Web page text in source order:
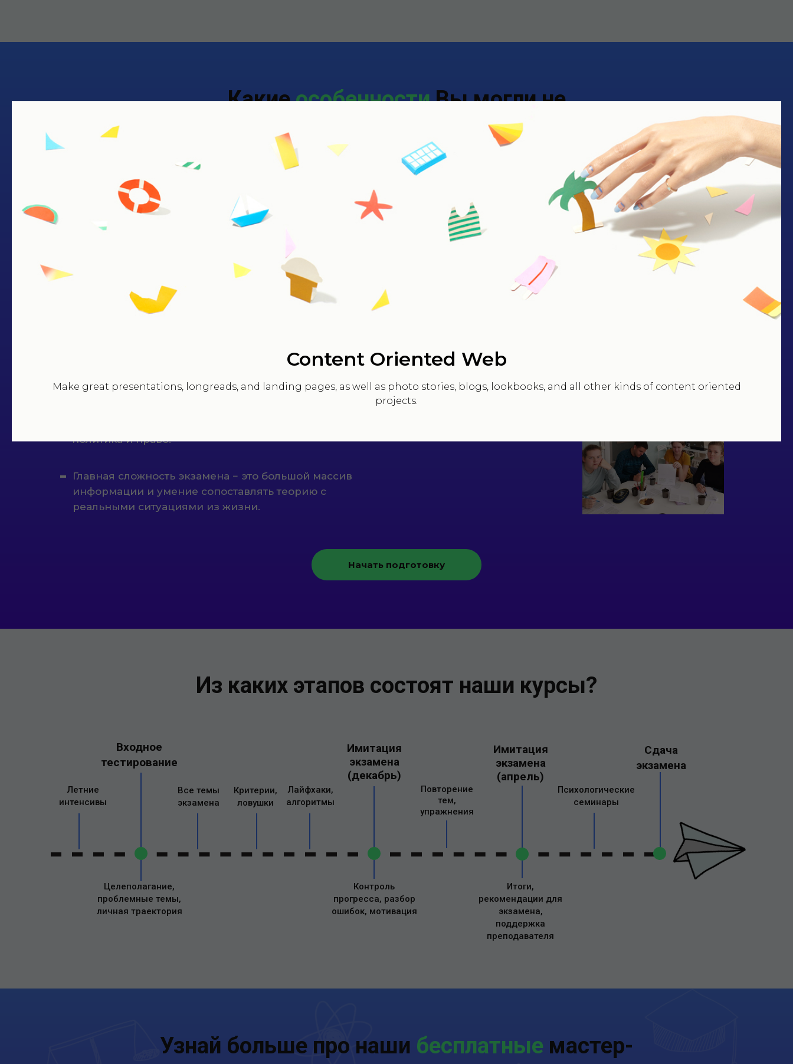
ЕГЭ по обществознанию − самый популярный экзамен
по выбору после обязательных ЕГЭ по математике и
Так, в 2019 году в качестве предмета ЕГЭ общество выбрали
для себя 385 000 человек. При этом средний балл
сертификата выпускников оказался достаточно низким,
только 151 человек, что составляет 0,05% от всех
Главная сложность экзамена − это большой массив
информации и умение сопоставлять теорию с
реальными ситуациями из жизни.
Экзамен разделен на 5 обширных тематических блоков:
политика и право.
КакиеособенностиВы могли не
знатьо ЕГЭ по обществознанию?
Начать подготовку
Летние
интенсивы
Входное
тестирование
Целеполагание,
проблемные темы,
личная траектория
Все темы
экзамена
Критерии,
ловушки
Лайфхаки,
алгоритмы
Имитация
экзамена
(апрель)
Имитация
экзамена
(декабрь)
Повторение
тем,
упражнения
Итоги,
рекомендации для
экзамена,
поддержка
преподавателя
Контроль
прогресса, разбор
ошибок, мотивация
Психологические
семинары
Сдача
экзамена
Поступление
в ВУЗ на
бюджет
Из каких этапов состоят наши курсы?
Узнай больше про наши бесплатные мастер-
Content Oriented Web
Make great presentations, longreads, and landing pages, as well as photo stories, blogs, lookbooks, and all other kinds of content oriented
projects.